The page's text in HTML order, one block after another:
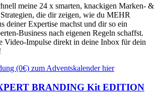
meine 24 x smarten, knackigen Marken- &
die dir zeigen, wie du MEHR
deiner Expertise machst und dir so ein
Business nach eigenen Regeln schaffst.
Video-Impulse direkt in deine Inbox für dein
(0€) zum Adventskalender hier
BRANDING Kit EDITION